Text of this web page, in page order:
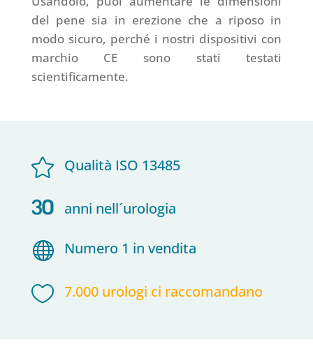
del pene sia in erezione che a riposo in
modo sicuro, perché i nostri dispositivi con
marchio CE sono stati testati
scientificamente.
 Qualità ISO 13485
anni nell´urologia
 Numero 1 in vendita
 7.000 urologi ci raccomandano